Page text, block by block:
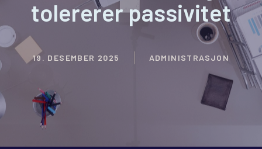
tolererer passivitet
19. DESEMBER 2025 ADMINISTRASJON